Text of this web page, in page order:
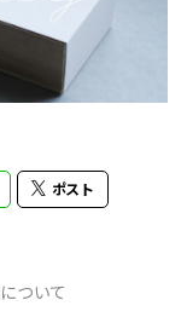
ポスト
ついて